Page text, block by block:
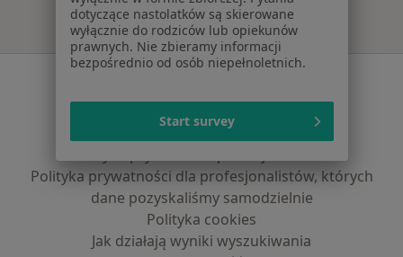
Polityka prywatności pacjentów
Polityka prywatności dla profesjonalistów, których
dane pozyskaliśmy samodzielnie
Polityka cookies
Jak działają wyniki wyszukiwania
dotyczące nastolatków są skierowane
wyłącznie do rodziców lub opiekunów
prawnych. Nie zbieramy informacji
bezpośrednio od osób niepełnoletnich.
Start survey